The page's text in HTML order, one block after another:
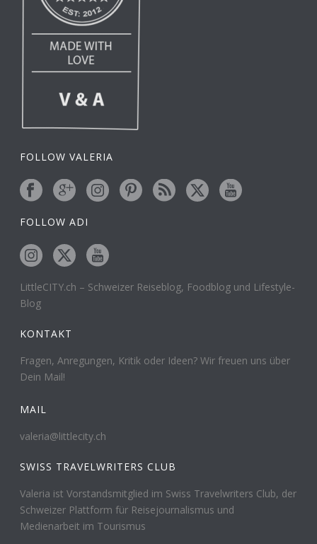
FOLLOW VALERIA
FOLLOW ADI
LittleCITY.ch – Schweizer Reiseblog, Foodblog und Lifestyle-
Blog
KONTAKT
Fragen, Anregungen, Kritik oder Ideen? Wir freuen uns über
Dein Mail!
MAIL
valeria@littlecity.ch
SWISS TRAVELWRITERS CLUB
Valeria ist Vorstandsmitglied im Swiss Travelwriters Club, der
Schweizer Plattform für Reisejournalismus und
Medienarbeit im Tourismus